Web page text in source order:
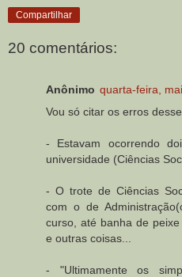
Compartilhar
20 comentários:
Anônimo quarta-feira,
Vou só citar os erros
- Estavam ocorrendo
universidade (Ciências
- O trote de Ciências
com o de
curso, até banha de
e outras coisas...
- "Ultimamente os